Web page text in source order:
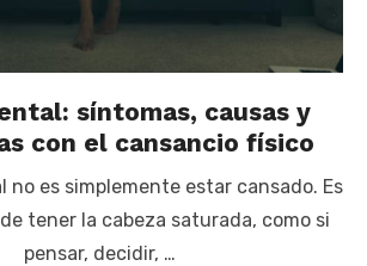
síntomas, causas y
con el cansancio físico
es simplemente estar cansado. Es
tener la cabeza saturada, como si
pensar, decidir, …